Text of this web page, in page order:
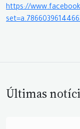
https://
Últimas